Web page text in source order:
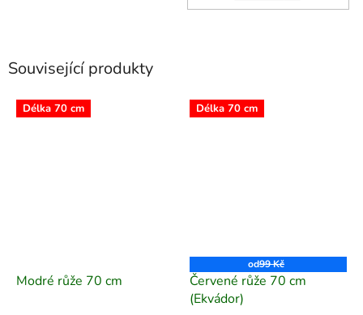
Související produkty
Délka 70 cm
Modré růže 70 cm
Délka 70 cm
od99 Kč
Červené růže 70 cm
(Ekvádor)